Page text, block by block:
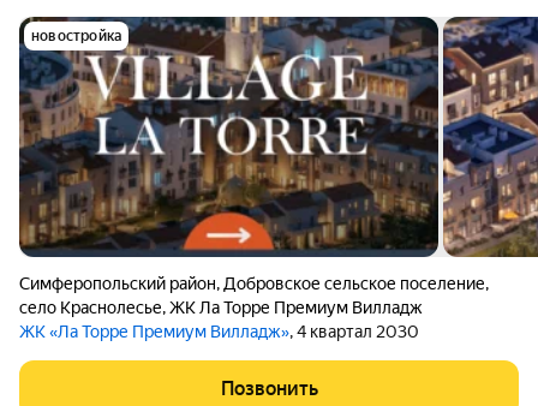
новостройка
Симферопольский район, Добровское сельское поселение,
село Краснолесье,ЖК Ла Торре Премиум Вилладж
ЖК «Ла Торре Премиум Вилладж», 4 квартал 2030
Позвонить